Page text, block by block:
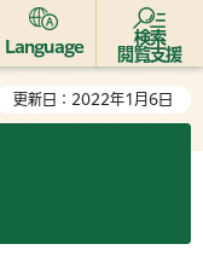
Language
検索
閲覧支援
更新日：2022年1月6日